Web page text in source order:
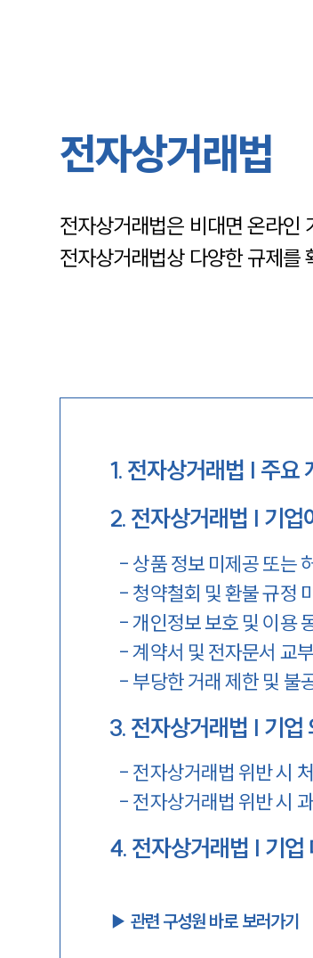
전자상거래법
전자상거래법은 비대면 온라인
전자상거래법상 다양한 규제를
1. 전자상거래법 | 주요
2. 전자상거래법 | 기업
- 상품 정보 미제공 또는
- 청약철회 및 환불 규정
-개인정보 보호 및 이용
-계약서 및 전자문서 교
- 부당한 거래 제한 및 불
3. 전자상거래법 | 기업
- 전자상거래법 위반 시
- 전자상거래법 위반 시
4. 전자상거래법 | 기업
▶︎ 관련 구성원 바로 보러가기